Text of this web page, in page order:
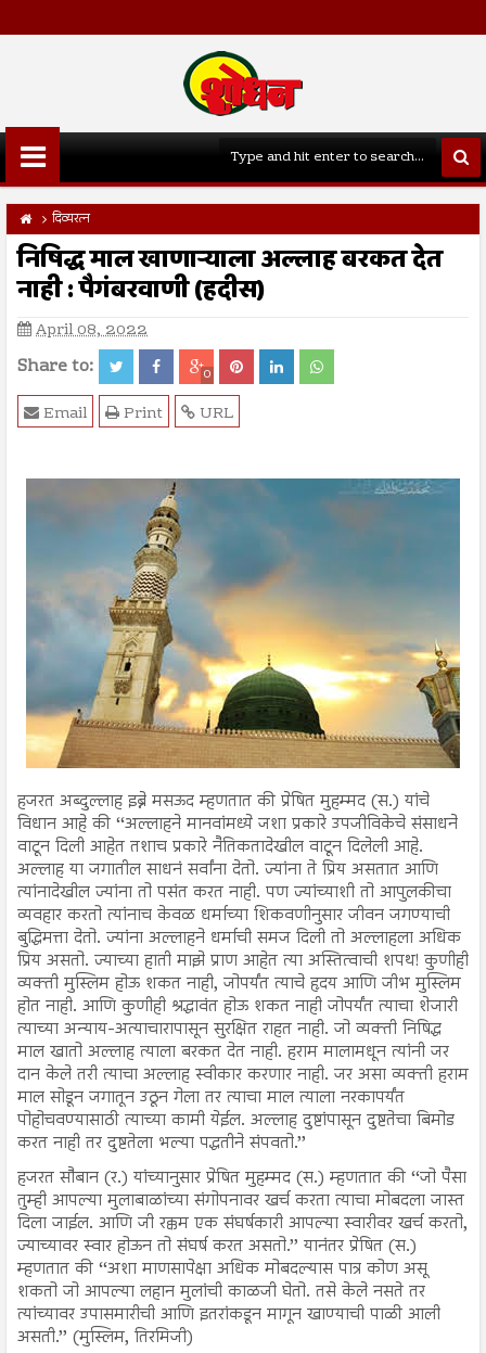
दिव्यरत्न
निषिद्ध माल खाणाऱ्याला अल्लाह बरकत देत
नाही : पैगंबरवाणी (हदीस)
April 08, 2022
Share to: 0
URL
Print
Email
हजरत अब्दुल्लाह इब्ने मसऊद म्हणतात की प्रेषित मुहम्मद (स.) यांचे
विधान आहे की ‘‘अल्लाहने मानवांमध्ये जशा प्रकारे उपजीविकेचे संसाधने
वाटून दिली आहेत तशाच प्रकारे नैतिकतादेखील वाटून दिलेली आहे.
अल्लाह या जगातील साधनं सर्वांना देतो. ज्यांना ते प्रिय असतात आणि
त्यांनादेखील ज्यांना तो पसंत करत नाही. पण ज्यांच्याशी तो आपुलकीचा
व्यवहार करतो त्यांनाच केवळ धर्माच्या शिकवणीनुसार जीवन जगण्याची
बुद्धिमत्ता देतो. ज्यांना अल्लाहने धर्माची समज दिली तो अल्लाहला अधिक
प्रिय असतो. ज्याच्या हाती माझे प्राण आहेत त्या अस्तित्वाची शपथ! कुणीही
व्यक्ती मुस्लिम होऊ शकत नाही, जोपर्यंत त्याचे हृदय आणि जीभ मुस्लिम
होत नाही. आणि कुणीही श्रद्धावंत होऊ शकत नाही जोपर्यंत त्याचा शेजारी
त्याच्या अन्याय-अत्याचारापासून सुरक्षित राहत नाही. जो व्यक्ती निषिद्ध
माल खातो अल्लाह त्याला बरकत देत नाही. हराम मालामधून त्यांनी जर
दान केले तरी त्याचा अल्लाह स्वीकार करणार नाही. जर असा व्यक्ती हराम
माल सोडून जगातून उठून गेला तर त्याचा माल त्याला नरकापर्यंत
पोहोचवण्यासाठी त्याच्या कामी येईल. अल्लाह दुष्टांपासून दुष्टतेचा बिमोड
करत नाही तर दुष्टतेला भल्या पद्धतीने संपवतो.’’
हजरत सौबान (र.) यांच्यानुसार प्रेषित मुहम्मद (स.) म्हणतात की ‘‘जो पैसा
तुम्ही आपल्या मुलाबाळांच्या संगोपनावर खर्च करता त्याचा मोबदला जास्त
दिला जाईल. आणि जी रक्कम एक संघर्षकारी आपल्या स्वारीवर खर्च करतो,
ज्याच्यावर स्वार होऊन तो संघर्ष करत असतो.’’ यानंतर प्रेषित (स.)
म्हणतात की ‘‘अशा माणसापेक्षा अधिक मोबदल्यास पात्र कोण असू
शकतो जो आपल्या लहान मुलांची काळजी घेतो. तसे केले नसते तर
त्यांच्यावर उपासमारीची आणि इतरांकडून मागून खाण्याची पाळी आली
असती.’’ (मुस्लिम, तिरमिजी)